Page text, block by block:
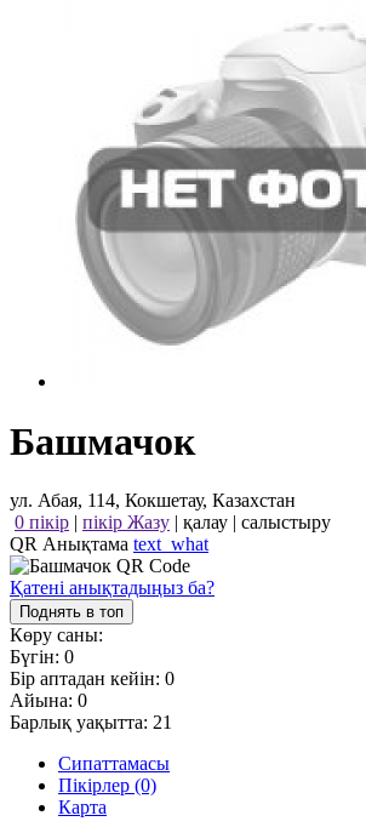
Башмачок
ул. Абая, 114, Кокшетау, Казахстан
0 пікір | пікір Жазу | қалау | салыстыру
QR Анықтама text_what
Қатені анықтадыңыз ба?
Поднять в топ
Көру саны:
Бүгін: 0
Бір аптадан кейін: 0
Айына: 0
Барлық уақытта: 21
Сипаттамасы
Пікірлер (0)
Карта